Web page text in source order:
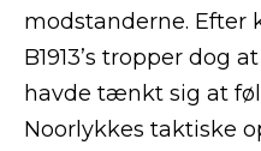
modstanderne. Efter
B1913’s tropper dog
havde tænkt sig at
Noorlykkes taktiske